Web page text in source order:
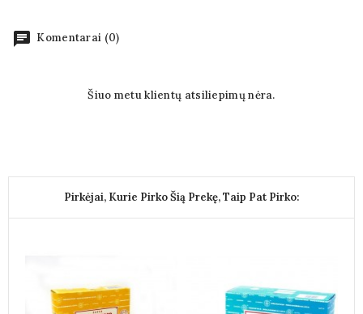
chat Komentarai (0)
Šiuo metu klientų atsiliepimų nėra.
Pirkėjai, Kurie Pirko Šią Prekę, Taip Pat Pirko: